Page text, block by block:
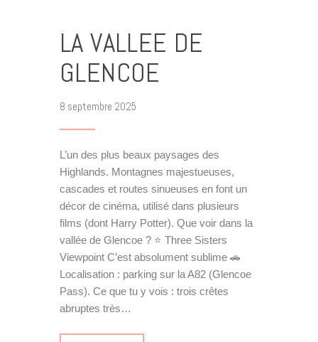
LA VALLEE DE
GLENCOE
8 septembre 2025
L’un des plus beaux paysages des
Highlands. Montagnes majestueuses,
cascades et routes sinueuses en font un
décor de cinéma, utilisé dans plusieurs
films (dont Harry Potter). Que voir dans la
vallée de Glencoe ? ⭐ Three Sisters
Viewpoint C’est absolument sublime 🚗
Localisation : parking sur la A82 (Glencoe
Pass). Ce que tu y vois : trois crêtes
abruptes très…